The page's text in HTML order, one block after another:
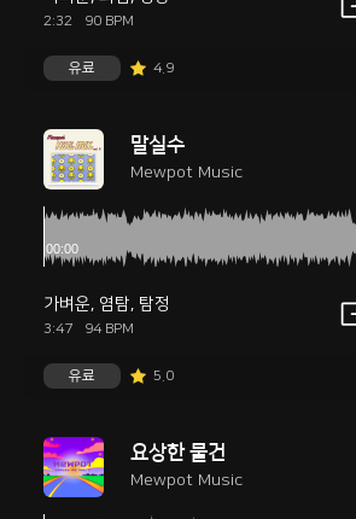
2:32 90 BPM
유료 4.9
말실수
Mewpot Music
가벼운, 염탐, 탐정
3:47 94 BPM
유료 5.0
요상한 물건
Mewpot Music